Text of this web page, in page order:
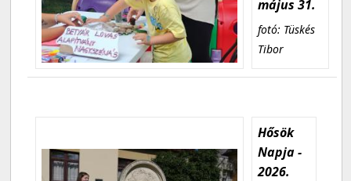
május 31.
fotó: Tüskés
Tibor
Hősök
Napja -
2026.